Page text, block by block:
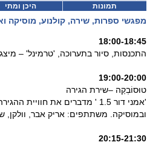
תמונות
היכן ומתי
מפגשי ספרות, שירה, קולנוע, מוסיקה
18:00-18:45
התכנסות, סיור בתערוכה, 'טרמינל' – מיצג
19:00-20:00
טוּסוֹבְקַה –שירת הגירה
'אמני דור 1.5 ' מדברים את
ובמוסיקה. משתתפים: אריק אבר, וולקן,
20:15-21:30